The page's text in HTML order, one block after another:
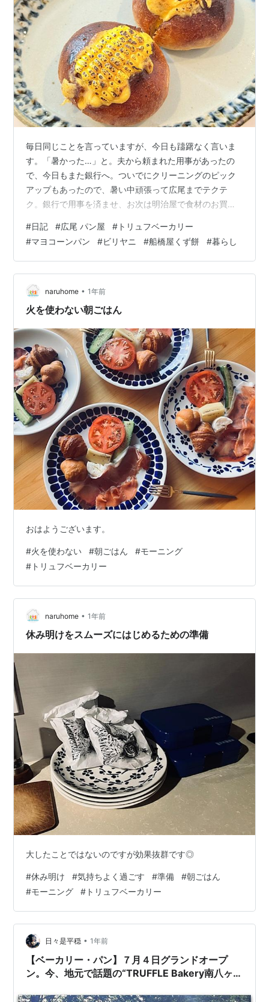
毎日同じことを言っていますが、今日も躊躇なく言いま
す。「暑かった…」と。夫から頼まれた用事があったの
で、今日もまた銀行へ。ついでにクリーニングのピック
アップもあったので、暑い中頑張って広尾までテクテ
ク。銀行で用事を済ませ、お次は明治屋で食材のお買い
が、お野菜はそうもいきません。 大人4人の毎日の食事
となると食材はあっという間に尽きてしまいます。 暑か
ろうがお買い物は不可避です。。。クリーニングのピッ
クアップもあるので、あまり重たくならないよう必要な
ものだけお買い物。スーパーの後は生ドーナツの看板に
惹かれてトリュフベーカリーへ。 肝心のドーナツは…
#日記 #広尾 パン屋 # トリュフベーカリー
#マヨコーンパン #ビリヤニ #船橋屋くず餅 #暮らし
naruhome • 1年前
火を使わない朝ごはん
おはようございます。
#火を使わない #朝ごはん #モーニング
# トリュフベーカリー
naruhome • 1年前
休み明けをスムーズにはじめるための準備
大したことではないのですが効果抜群です◎
#休み明け #気持ちよく過ごす #準備 #朝ごはん
#モーニング # トリュフベーカリー
日々是平穏 • 1年前
【ベーカリー・パン】７月４日グランドオープ
ン。今、地元で話題の“TRUFFLE Bakery南八ヶ岳
みました。